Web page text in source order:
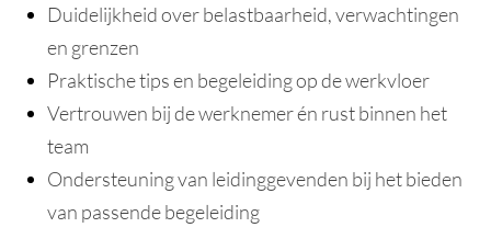
Duidelijkheid over belastbaarheid, verwachtingen
en grenzen
Praktische tips en begeleiding op de werkvloer
Vertrouwen bij de werknemer én rust binnen het
team
Ondersteuning van leidinggevenden bij het bieden
van passende begeleiding